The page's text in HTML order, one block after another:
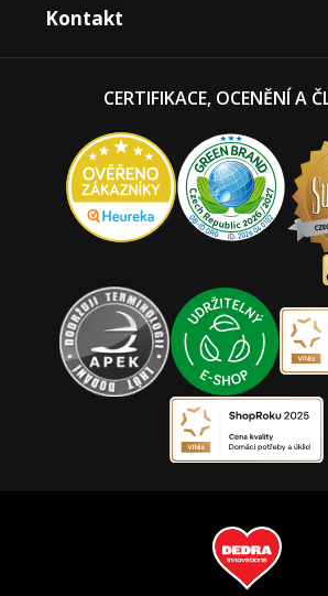
Kontakt
CERTIFIKACE, OCENĚNÍ A